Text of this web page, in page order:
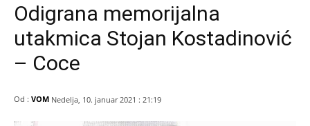
Odigrana memorijalna
utakmica Stojan Kostadinović
– Coce
Od : VOM Nedelja, 10. januar 2021 : 21:19